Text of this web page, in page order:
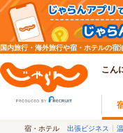
国内旅行・海外旅行や宿・ホテルの
こん
宿・ホテル 出張ビジネス